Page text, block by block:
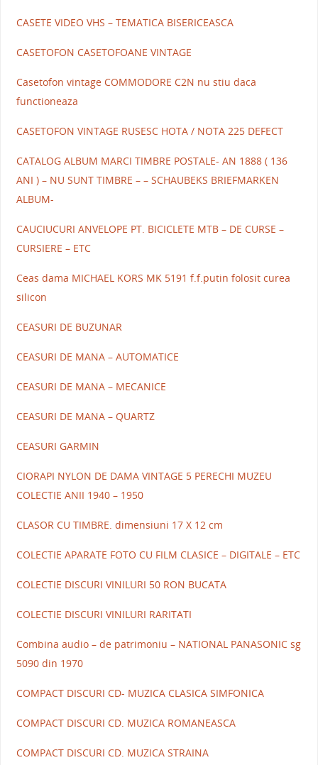
CASETE VIDEO VHS – TEMATICA BISERICEASCA
CASETOFON CASETOFOANE VINTAGE
Casetofon vintage COMMODORE C2N nu stiu daca
functioneaza
CASETOFON VINTAGE RUSESC HOTA / NOTA 225 DEFECT
CATALOG ALBUM MARCI TIMBRE POSTALE- AN 1888 ( 136
ANI ) – NU SUNT TIMBRE – – SCHAUBEKS BRIEFMARKEN
ALBUM-
CAUCIUCURI ANVELOPE PT. BICICLETE MTB – DE CURSE –
CURSIERE – ETC
Ceas dama MICHAEL KORS MK 5191 f.f.putin folosit curea
silicon
CEASURI DE BUZUNAR
CEASURI DE MANA – AUTOMATICE
CEASURI DE MANA – MECANICE
CEASURI DE MANA – QUARTZ
CEASURI GARMIN
CIORAPI NYLON DE DAMA VINTAGE 5 PERECHI MUZEU
COLECTIE ANII 1940 – 1950
CLASOR CU TIMBRE. dimensiuni 17 X 12 cm
COLECTIE APARATE FOTO CU FILM CLASICE – DIGITALE – ETC
COLECTIE DISCURI VINILURI 50 RON BUCATA
COLECTIE DISCURI VINILURI RARITATI
Combina audio – de patrimoniu – NATIONAL PANASONIC sg
5090 din 1970
COMPACT DISCURI CD- MUZICA CLASICA SIMFONICA
COMPACT DISCURI CD. MUZICA ROMANEASCA
COMPACT DISCURI CD. MUZICA STRAINA